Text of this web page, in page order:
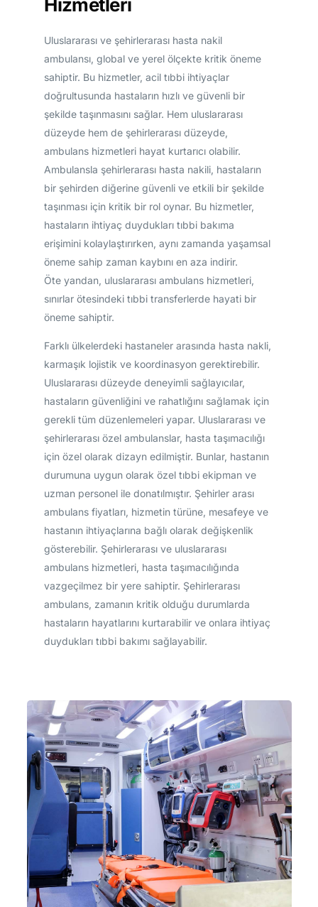
Hizmetleri
Uluslararası ve şehirlerarası hasta nakil
ambulansı, global ve yerel ölçekte kritik öneme
sahiptir. Bu hizmetler, acil tıbbi ihtiyaçlar
doğrultusunda hastaların hızlı ve güvenli bir
şekilde taşınmasını sağlar. Hem uluslararası
düzeyde hem de şehirlerarası düzeyde,
ambulans hizmetleri hayat kurtarıcı olabilir.
Ambulansla şehirlerarası hasta nakili, hastaların
bir şehirden diğerine güvenli ve etkili bir şekilde
taşınması için kritik bir rol oynar. Bu hizmetler,
hastaların ihtiyaç duydukları tıbbi bakıma
erişimini kolaylaştırırken, aynı zamanda yaşamsal
öneme sahip zaman kaybını en aza indirir.
Öte yandan, uluslararası ambulans hizmetleri,
sınırlar ötesindeki tıbbi transferlerde hayati bir
öneme sahiptir.
Farklı ülkelerdeki hastaneler arasında hasta nakli,
karmaşık lojistik ve koordinasyon gerektirebilir.
Uluslararası düzeyde deneyimli sağlayıcılar,
hastaların güvenliğini ve rahatlığını sağlamak için
gerekli tüm düzenlemeleri yapar. Uluslararası ve
şehirlerarası özel ambulanslar, hasta taşımacılığı
için özel olarak dizayn edilmiştir. Bunlar, hastanın
durumuna uygun olarak özel tıbbi ekipman ve
uzman personel ile donatılmıştır. Şehirler arası
ambulans fiyatları, hizmetin türüne, mesafeye ve
hastanın ihtiyaçlarına bağlı olarak değişkenlik
gösterebilir. Şehirlerarası ve uluslararası
ambulans hizmetleri, hasta taşımacılığında
vazgeçilmez bir yere sahiptir. Şehirlerarası
ambulans, zamanın kritik olduğu durumlarda
hastaların hayatlarını kurtarabilir ve onlara ihtiyaç
duydukları tıbbi bakımı sağlayabilir.